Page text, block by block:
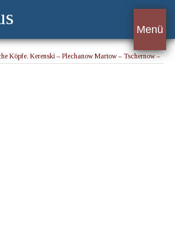
Menü
Köpfe. Kerenski – Plechanow Martow – Tschernow –